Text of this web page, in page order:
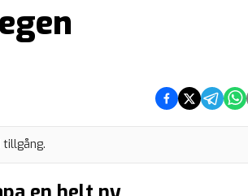
Dela på Facebook
Dela påDela på